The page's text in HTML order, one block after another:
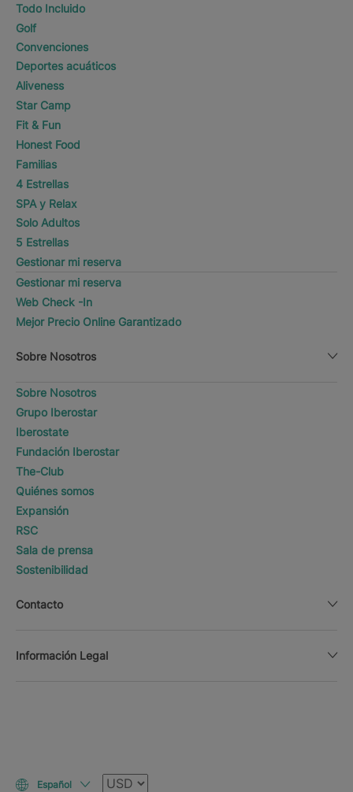
Todo Incluido
Golf
Convenciones
Deportes acuáticos
Aliveness
Star Camp
Fit & Fun
Honest Food
Familias
4 Estrellas
SPA y Relax
Solo Adultos
5 Estrellas
Gestionar mi reserva
Gestionar mi reserva
Web Check -In
Mejor Precio Online Garantizado
Sobre Nosotros
Sobre Nosotros
Grupo Iberostar
Iberostate
Fundación Iberostar
The-Club
Quiénes somos
Expansión
RSC
Sala de prensa
Sostenibilidad
Contacto
Información Legal
Español Moneda